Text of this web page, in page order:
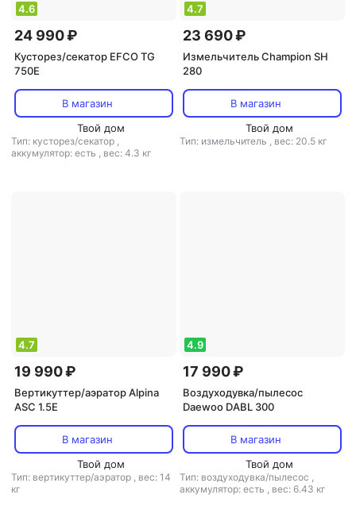
4.6
24 990 ₽
Кусторез/секатор EFCO TG
750E
В магазин
Твой дом
Тип: кусторез/секатор ,
аккумулятор: есть , вес: 4.3 кг
4.7
23 690 ₽
Измельчитель Champion SH
280
В магазин
Твой дом
Тип: измельчитель , вес: 20.5 кг
4.7
19 990 ₽
Вертикуттер/аэратор Alpina
ASC 1.5E
В магазин
Твой дом
Тип: вертикуттер/аэратор , вес: 14
кг
4.9
17 990 ₽
Воздуходувка/пылесос
Daewoo DABL 300
В магазин
Твой дом
Тип: воздуходувка/пылесос ,
аккумулятор: есть , вес: 6.43 кг